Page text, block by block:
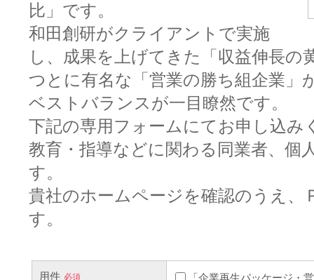
比」です。
和田創研がクライアントで実施
し、成果を上げてきた「収益伸長の
つとに有名な「営業の勝ち組企業」
ベストバランスが一目瞭然です。
下記の専用フォームにてお申し込み
教育・指導などに関わる同業者、個
す。
貴社のホームページを確認のうえ、
す。